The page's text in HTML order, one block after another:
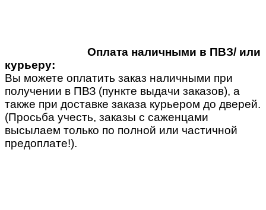
Оплата наличными в ПВЗ/ или
курьеру:
Вы можете оплатить заказ наличными при
получении в ПВЗ (пункте выдачи заказов), а
также при доставке заказа курьером до дверей.
(Просьба учесть, заказы с саженцами
высылаем только по полной или частичной
предоплате!).